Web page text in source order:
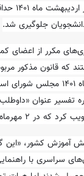
کمی
که قانون مذکور
نمی‌شود، به هر حال در
برای اجرا ابلاغ شد.»
کشور، «این
سراسری با